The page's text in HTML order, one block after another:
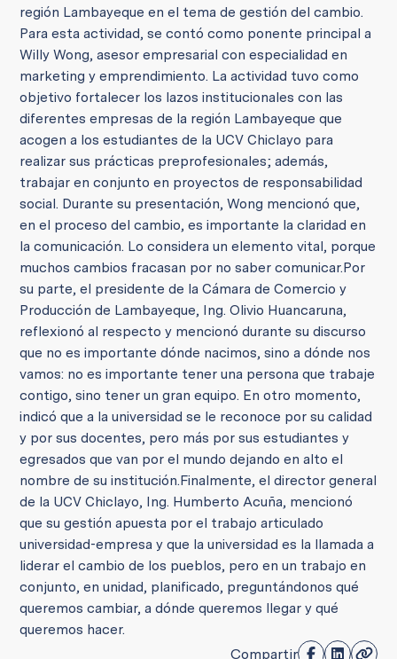
región Lambayeque en el tema de gestión del cambio.
Para esta actividad, se contó como ponente principal a
Willy Wong, asesor empresarial con especialidad en
marketing y emprendimiento. La actividad tuvo como
objetivo fortalecer los lazos institucionales con las
diferentes empresas de la región Lambayeque que
acogen a los estudiantes de la UCV Chiclayo para
realizar sus prácticas preprofesionales; además,
trabajar en conjunto en proyectos de responsabilidad
social. Durante su presentación, Wong mencionó que,
en el proceso del cambio, es importante la claridad en
la comunicación. Lo considera un elemento vital, porque
muchos cambios fracasan por no saber comunicar.Por
su parte, el presidente de la Cámara de Comercio y
Producción de Lambayeque, Ing. Olivio Huancaruna,
reflexionó al respecto y mencionó durante su discurso
que no es importante dónde nacimos, sino a dónde nos
vamos: no es importante tener una persona que trabaje
contigo, sino tener un gran equipo. En otro momento,
indicó que a la universidad se le reconoce por su calidad
y por sus docentes, pero más por sus estudiantes y
egresados que van por el mundo dejando en alto el
nombre de su institución.Finalmente, el director general
de la UCV Chiclayo, Ing. Humberto Acuña, mencionó
que su gestión apuesta por el trabajo articulado
universidad-empresa y que la universidad es la llamada a
liderar el cambio de los pueblos, pero en un trabajo en
conjunto, en unidad, planificado, preguntándonos qué
queremos cambiar, a dónde queremos llegar y qué
queremos hacer.
Compartir